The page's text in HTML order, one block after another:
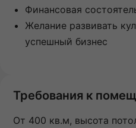
Финансовая
Желание развивать
успешный бизнес
Требования к
От 400 кв.м, высота